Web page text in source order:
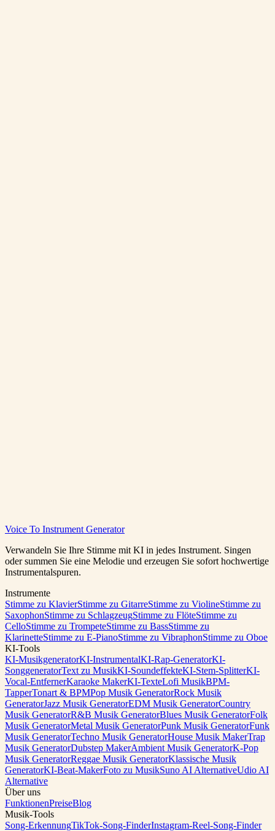
Kostenlos zu Klarinette konvertieren
anzeigen
Voice To Instrument Generator
Verwandeln Sie Ihre Stimme mit KI in jedes Instrument. Singen
oder summen Sie eine Melodie und erzeugen Sie sofort hochwertige
Instrumentalspuren.
Instrumente
Stimme zu KlavierStimme zu GitarreStimme zu ViolineStimme zu
SaxophonStimme zu SchlagzeugStimme zu FlöteStimme zu
CelloStimme zu TrompeteStimme zu BassStimme zu
KlarinetteStimme zu E-PianoStimme zu VibraphonStimme zu Oboe
KI-Tools
KI-MusikgeneratorKI-InstrumentalKI-Rap-GeneratorKI-
SonggeneratorText zu MusikKI-SoundeffekteKI-Stem-SplitterKI-
Vocal-EntfernerKaraoke MakerKI-TexteLofi MusikBPM-
TapperTonart & BPMPop Musik GeneratorRock Musik
GeneratorJazz Musik GeneratorEDM Musik GeneratorCountry
Musik GeneratorR&B Musik GeneratorBlues Musik GeneratorFolk
Musik GeneratorMetal Musik GeneratorPunk Musik GeneratorFunk
Musik GeneratorTechno Musik GeneratorHouse Musik MakerTrap
Musik GeneratorDubstep MakerAmbient Musik GeneratorK-Pop
Musik GeneratorReggae Musik GeneratorKlassische Musik
GeneratorKI-Beat-MakerFoto zu MusikSuno AI AlternativeUdio AI
Alternative
Über uns
FunktionenPreiseBlog
Musik-Tools
Song-ErkennungTikTok-Song-FinderInstagram-Reel-Song-Finder